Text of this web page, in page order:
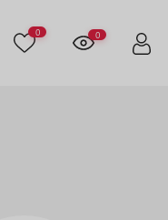
0 0